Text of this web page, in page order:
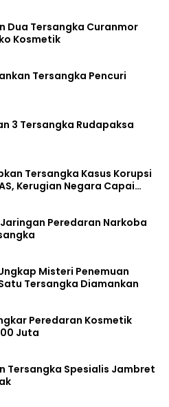
Dua Tersangka Curanmor
Kosmetik
Tersangka Pencuri
3 Tersangka Rudapaksa
Tersangka Kasus Korupsi
Kerugian Negara Capai
Peredaran Narkoba
Misteri Penemuan
Tersangka Diamankan
Peredaran Kosmetik
Juta
Tersangka Spesialis Jambret